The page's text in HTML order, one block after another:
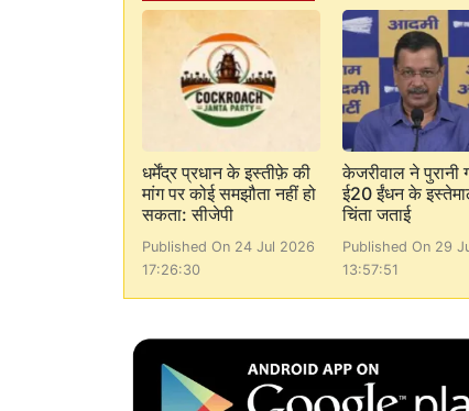
धर्मेंद्र प्रधान के इस्तीफ़े की
मांग पर कोई समझौता नहीं हो
सकता: सीजेपी
Published On 24 Jul 2026
17:26:30
केजरीवाल ने पुरानी
ई20 ईंधन के
चिंता जताई
Published On 29
13:57:51